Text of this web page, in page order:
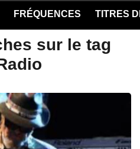
FRÉQUENCES TITRES
sur le tag